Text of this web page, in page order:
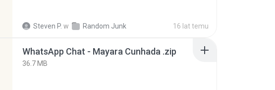
Steven P. w Random Junk 16 lat temu
WhatsApp Chat - Mayara Cunhada .zip
36.7 MB